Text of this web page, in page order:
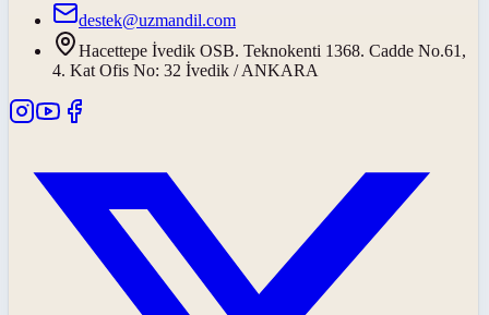
destek@uzmandil.com
Hacettepe İvedik OSB. Teknokenti 1368. Cadde No.61,
4. Kat Ofis No: 32 İvedik / ANKARA